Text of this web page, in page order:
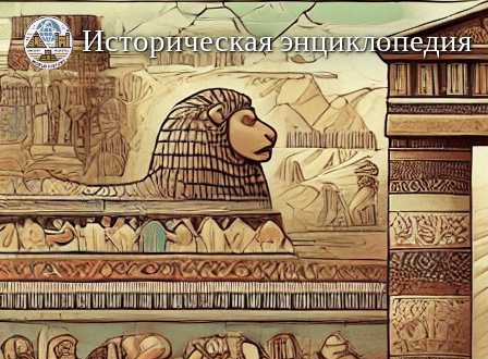
Историческая энциклопедия